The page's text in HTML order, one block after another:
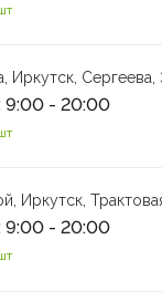
Иркутск, Сергеева,
9:00 - 20:00
Иркутск,
9:00 - 20:00